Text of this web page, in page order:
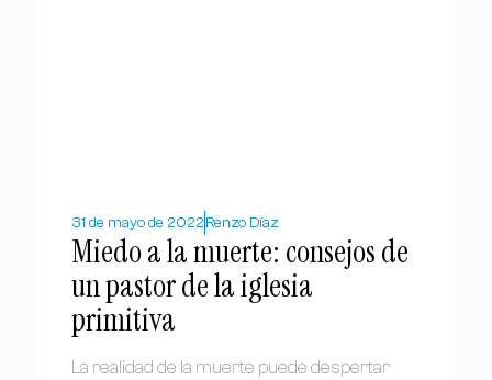
31 de mayo de 2022 Renzo Díaz
Miedo a la muerte: consejos de
un pastor de la iglesia
primitiva
La realidad de la muerte puede despertar